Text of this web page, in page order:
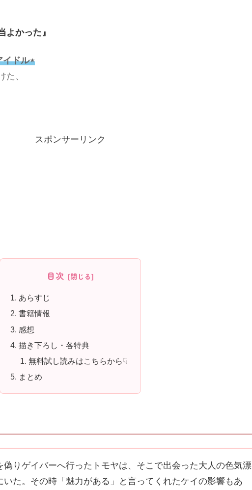
よかった』
イドル⋆
た、
スポンサーリンク
目次
あらすじ
書籍情報
感想
描き下ろし・各特典
無料試し読みはこちらから☟
まとめ
りゲイバーへ行ったトモヤは、そこで出会った大人の色気漂
いた。その時「魅力がある」と言ってくれたケイの影響もあ